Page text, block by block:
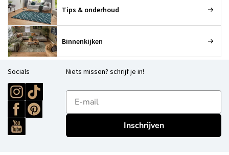
Tips & onderhoud
Binnenkijken
Socials Niets missen? schrijf je in!
E-mailadres
Inschrijven